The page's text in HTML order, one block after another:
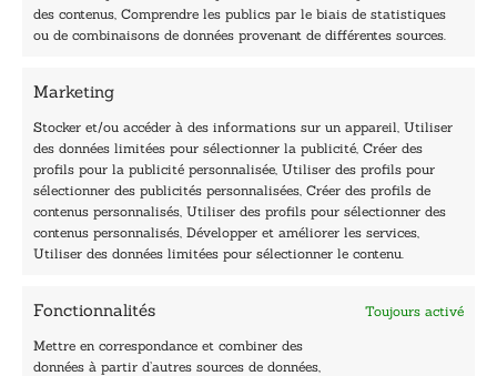
des contenus, Comprendre les publics par le biais de statistiques
ou de combinaisons de données provenant de différentes sources.
Marketing
Stocker et/ou accéder à des informations sur un appareil, Utiliser
des données limitées pour sélectionner la publicité, Créer des
profils pour la publicité personnalisée, Utiliser des profils pour
sélectionner des publicités personnalisées, Créer des profils de
contenus personnalisés, Utiliser des profils pour sélectionner des
contenus personnalisés, Développer et améliorer les services,
Utiliser des données limitées pour sélectionner le contenu.
Fonctionnalités Toujours activé
Mettre en correspondance et combiner des
données à partir d’autres sources de données,
40, rue du Louvre 75001 Paris
Horaires du standard
De mardi à vendredi :
9h - 12h et 13h30 - 16h30
Lundi, samedi et dimanche : fermé
Navigation
Accueil
Les Plumes du Lys Bleu
Prix sciences humaines et sociales
Nos collections